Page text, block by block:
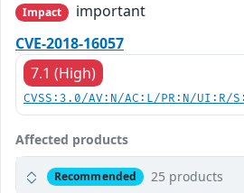
Impact
important
CVE-2018-16057
7.1 (High)
CVSS:3.0/AV:N/AC:L/PR:N/UI:R/
Affected products
Recommended 25 products